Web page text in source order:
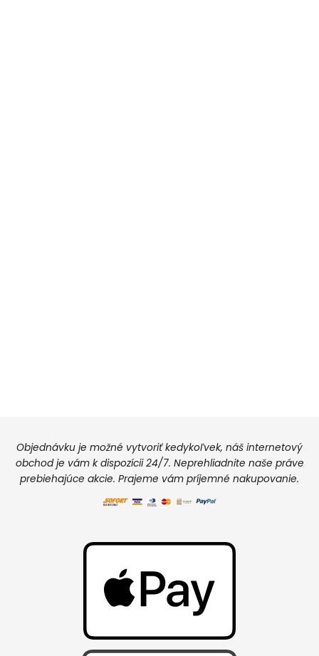
Objednávku je možné vytvoriť kedykoľvek, náš internetový
obchod je vám k dispozícii 24/7. Neprehliadnite naše práve
prebiehajúce akcie. Prajeme vám príjemné nakupovanie.